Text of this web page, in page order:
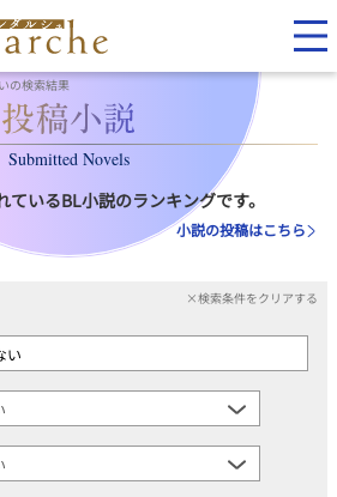
の検索結果
Submitted Novels
ているBL小説のランキングです。
小説の投稿はこちら
×検索条件をクリアする